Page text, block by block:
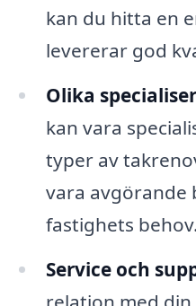
kan du hitta en
levererar god
Olika
kan vara
typer av
vara avgörande
fastighets behov.
Service och